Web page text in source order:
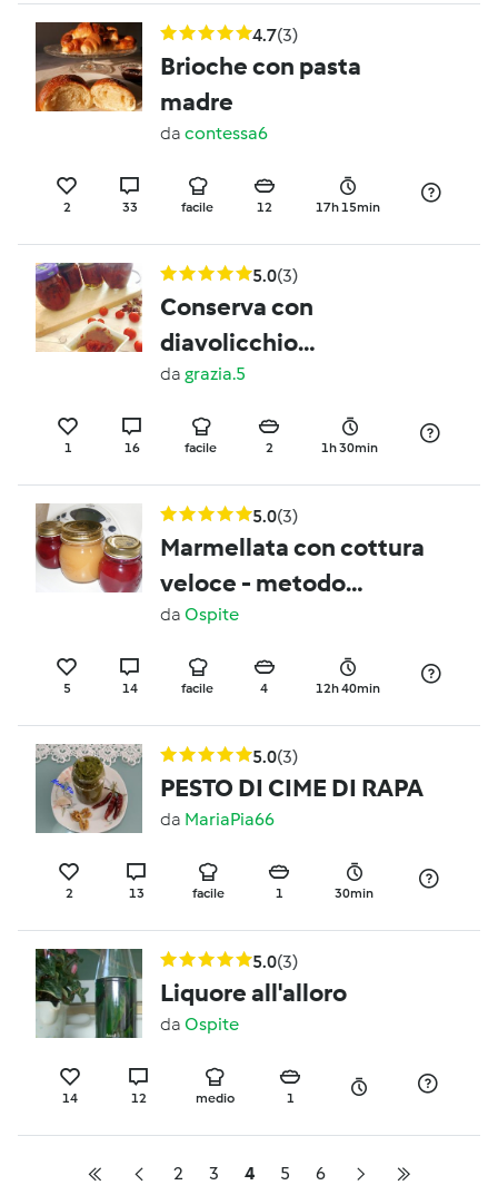
4.7(3)
Brioche con pasta
madre
da contessa6
2 33 facile 12 17h 15min
5.0(3)
Conserva con
diavolicchio
(peperoncino)
da grazia.5
1 16 facile 2 1h 30min
5.0(3)
Marmellata con cottura
veloce - metodo
alternativo a quello
tradizionale
da Ospite
5 14 facile 4 12h 40min
5.0(3)
PESTO DI CIME DI RAPA
da MariaPia66
2 13 facile 1 30min
5.0(3)
Liquore all'alloro
da Ospite
14 12 medio 1
2 3 4 5 6